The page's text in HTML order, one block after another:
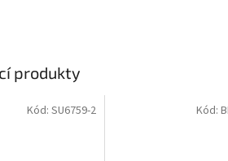
produkty
Kód: SU6759-2 Kód: